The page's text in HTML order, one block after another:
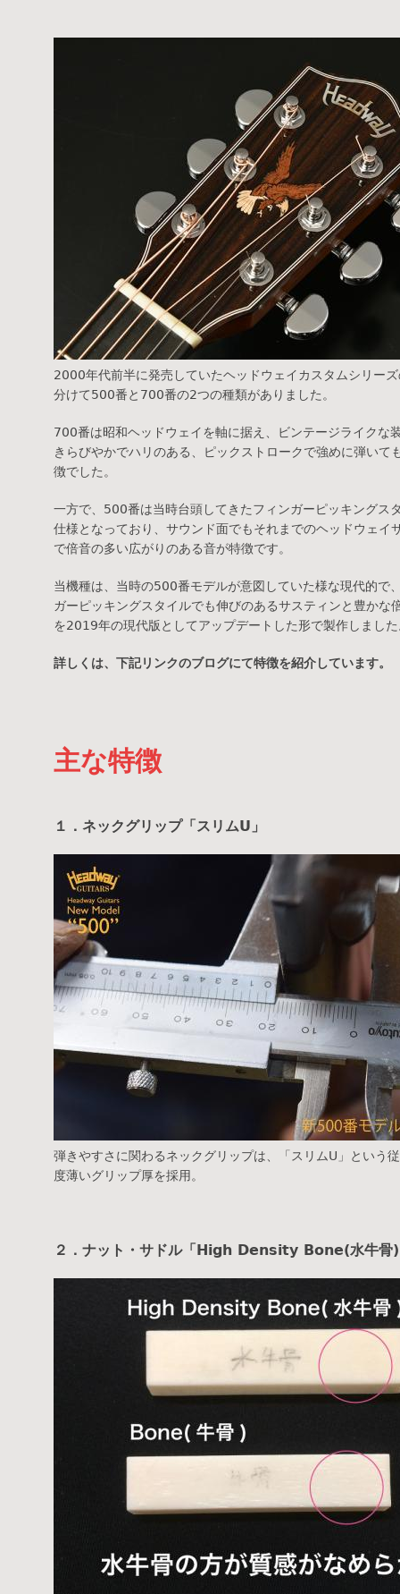
2000年代前半に発売していたヘッドウェイカスタムシリー
分けて500番と700番の2つの種類がありました。
700番は昭和ヘッドウェイを軸に据え、ビンテージライクな
きらびやかでハリのある、ピックストロークで強めに弾いて
徴でした。
一方で、500番は当時台頭してきたフィンガーピッキングス
仕様となっており、サウンド面でもそれまでのヘッドウェイ
で倍音の多い広がりのある音が特徴です。
当機種は、当時の500番モデルが意図していた様な現代的で
ガーピッキングスタイルでも伸びのあるサスティンと豊かな
を2019年の現代版としてアップデートした形で製作しまし
詳しくは、下記リンクのブログにて特徴を紹介しています。
主な特徴
１．ネックグリップ「スリムU」
弾きやすさに関わるネックグリップは、「スリムU」という
度薄いグリップ厚を採用。
２．ナット・サドル「High Density Bone(水牛骨